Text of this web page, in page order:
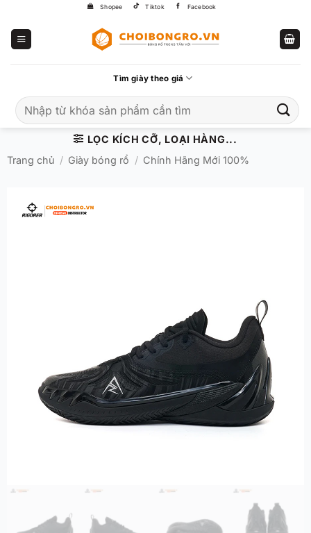
Shopee Tiktok Facebook
Tìm giày theo giá
kiếm:
LỌC KÍCH CỠ, LOẠI HÀNG...
Trang chủ / Giày bóng rổ / Chính Hãng Mới 100%